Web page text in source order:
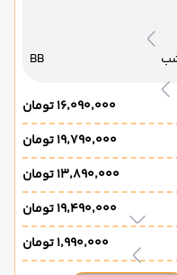
BB
۱۶٬۰۹۰٬۰۰۰ تومان
۱۹٬۷۹۰٬۰۰۰ تومان
۱۳٬۸۹۰٬۰۰۰ تومان
۱۹٬۴۹۰٬۰۰۰ تومان
۱٬۹۹۰٬۰۰۰ تومان